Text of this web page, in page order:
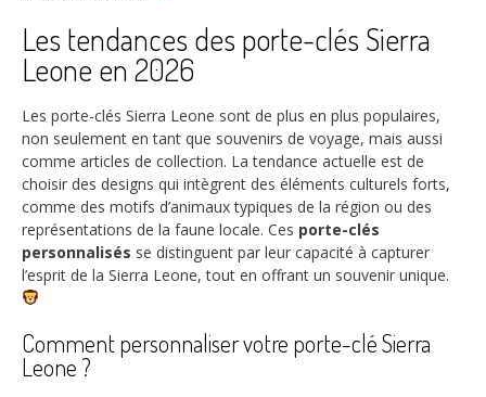
Les tendances des porte-clés Sierra
Leone en 2026
Les porte-clés Sierra Leone sont de plus en plus populaires,
non seulement en tant que souvenirs de voyage, mais aussi
comme articles de collection. La tendance actuelle est de
choisir des designs qui intègrent des éléments culturels forts,
comme des motifs d’animaux typiques de la région ou des
représentations de la faune locale. Ces porte-clés
personnalisés se distinguent par leur capacité à capturer
l’esprit de la Sierra Leone, tout en offrant un souvenir unique.
Comment personnaliser votre porte-clé Sierra
Leone ?